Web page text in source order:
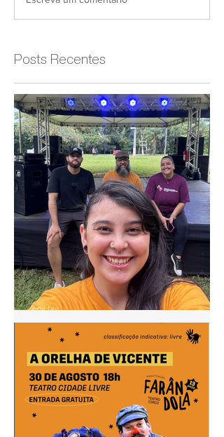
Posts Recentes
Pontão de Cultura Cidade
Livre acompanha agenda do
"Circula MinC" em Goiás
2 de fev.